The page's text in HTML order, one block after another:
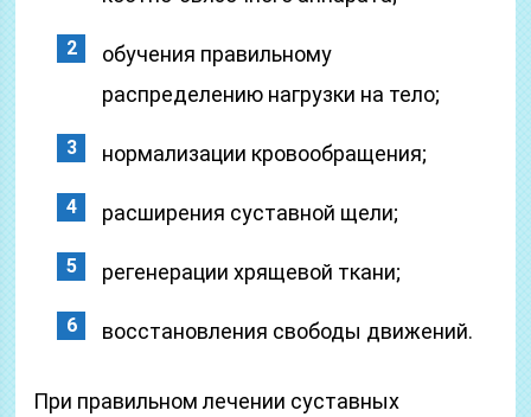
обучения правильному
распределению нагрузки на тело;
нормализации кровообращения;
расширения суставной щели;
регенерации хрящевой ткани;
восстановления свободы движений.
При правильном лечении суставных